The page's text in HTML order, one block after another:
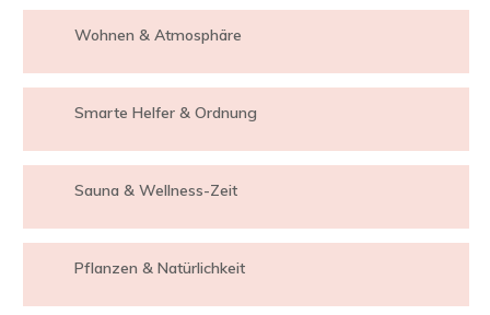
Wohnen & Atmosphäre
Smarte Helfer & Ordnung
Sauna & Wellness-Zeit
Pflanzen & Natürlichkeit